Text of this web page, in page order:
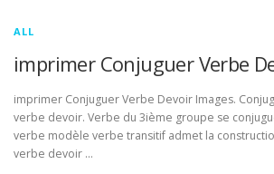
ALL
imprimer Conjuguer Verbe
imprimer Conjuguer Verbe Devoir Images.
verbe devoir. Verbe du 3ième groupe se
verbe modèle verbe transitif admet la
verbe devoir …